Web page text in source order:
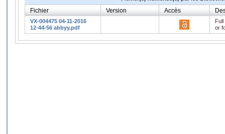
Fichier Version Accès
VX-004475 04-11-2016
12-44-56 abbyy.pdf
or